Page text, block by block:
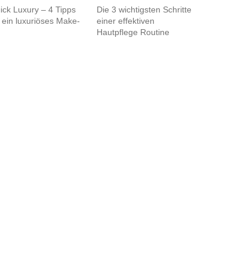
Luxury – 4 Tipps
ein luxuriöses Make-
Die 3 wichtigsten Schritte
einer effektiven
Hautpflege Routine